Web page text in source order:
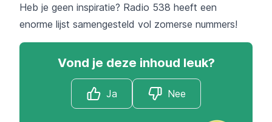
Heb je geen inspiratie? Radio 538 heeft een
enorme lijst samengesteld vol zomerse nummers!
Vond je deze inhoud leuk?
Ja Nee